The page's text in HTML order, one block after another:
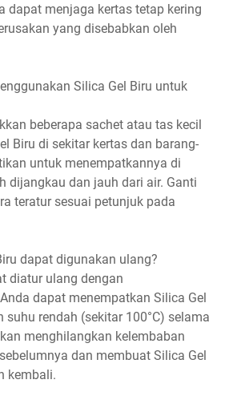
dapat menjaga kertas tetap kering
yang disebabkan oleh
Silica Gel Biru untuk
beberapa sachet atau tas kecil
Biru di sekitar kertas dan barang-
untuk menempatkannya di
dijangkau dan jauh dari air. Ganti
teratur sesuai petunjuk pada
dapat digunakan ulang?
diatur ulang dengan
dapat menempatkan Silica Gel
suhu rendah (sekitar 100°C) selama
menghilangkan kelembaban
dan membuat Silica Gel
kembali.